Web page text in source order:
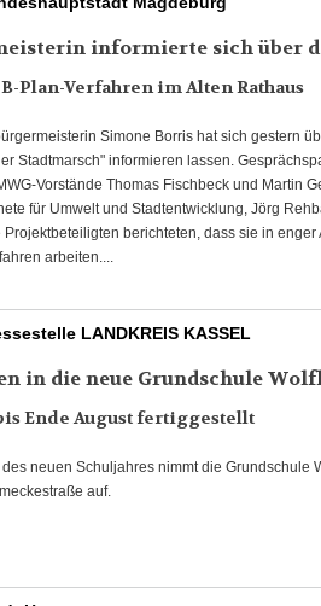
informierte sich über
Plan-Verfahren im Alten Rathaus
Simone Borris hat sich gestern
Stadtmarsch" informieren lassen.
Vorstände Thomas Fischbeck und Martin
für Umwelt und Stadtentwicklung, Jörg
berichteten, dass sie in
arbeiten....
LANDKREIS KASSEL
in die neue Grundschule
Ende August fertiggestellt
des neuen Schuljahres nimmt die Grundschule
auf.